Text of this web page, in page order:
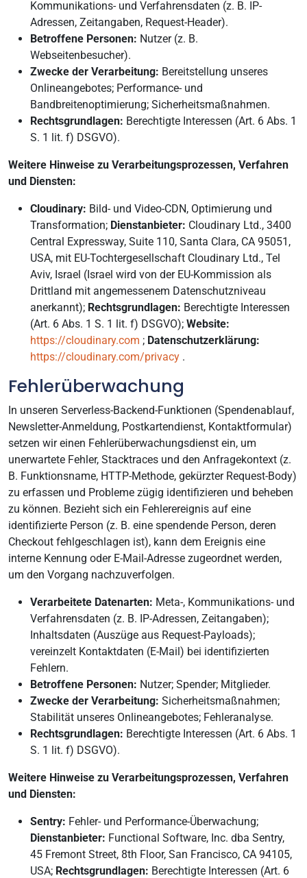
Kommunikations- und Verfahrensdaten (z. B. IP-
Adressen, Zeitangaben, Request-Header).
Betroffene Personen: Nutzer (z. B.
Webseitenbesucher).
Zwecke der Verarbeitung: Bereitstellung unseres
Onlineangebotes; Performance- und
Bandbreitenoptimierung; Sicherheitsmaßnahmen.
Rechtsgrundlagen: Berechtigte Interessen (Art. 6 Abs. 1
S. 1 lit. f) DSGVO).
Weitere Hinweise zu Verarbeitungsprozessen, Verfahren
und Diensten:
Cloudinary: Bild- und Video-CDN, Optimierung und
Transformation; Dienstanbieter: Cloudinary Ltd., 3400
Central Expressway, Suite 110, Santa Clara, CA 95051,
USA, mit EU-Tochtergesellschaft Cloudinary Ltd., Tel
Aviv, Israel (Israel wird von der EU-Kommission als
Drittland mit angemessenem Datenschutzniveau
anerkannt); Rechtsgrundlagen: Berechtigte Interessen
(Art. 6 Abs. 1 S. 1 lit. f) DSGVO); Website:
https://cloudinary.com ; Datenschutzerklärung:
https://cloudinary.com/privacy .
Fehlerüberwachung
In unseren Serverless-Backend-Funktionen (Spendenablauf,
Newsletter-Anmeldung, Postkartendienst, Kontaktformular)
setzen wir einen Fehlerüberwachungsdienst ein, um
unerwartete Fehler, Stacktraces und den Anfragekontext (z.
B. Funktionsname, HTTP-Methode, gekürzter Request-Body)
zu erfassen und Probleme zügig identifizieren und beheben
zu können. Bezieht sich ein Fehlerereignis auf eine
identifizierte Person (z. B. eine spendende Person, deren
Checkout fehlgeschlagen ist), kann dem Ereignis eine
interne Kennung oder E-Mail-Adresse zugeordnet werden,
um den Vorgang nachzuverfolgen.
Verarbeitete Datenarten: Meta-, Kommunikations- und
Verfahrensdaten (z. B. IP-Adressen, Zeitangaben);
Inhaltsdaten (Auszüge aus Request-Payloads);
vereinzelt Kontaktdaten (E-Mail) bei identifizierten
Fehlern.
Betroffene Personen: Nutzer; Spender; Mitglieder.
Zwecke der Verarbeitung: Sicherheitsmaßnahmen;
Stabilität unseres Onlineangebotes; Fehleranalyse.
Rechtsgrundlagen: Berechtigte Interessen (Art. 6 Abs. 1
S. 1 lit. f) DSGVO).
Weitere Hinweise zu Verarbeitungsprozessen, Verfahren
und Diensten:
Sentry: Fehler- und Performance-Überwachung;
Dienstanbieter: Functional Software, Inc. dba Sentry,
45 Fremont Street, 8th Floor, San Francisco, CA 94105,
USA; Rechtsgrundlagen: Berechtigte Interessen (Art. 6